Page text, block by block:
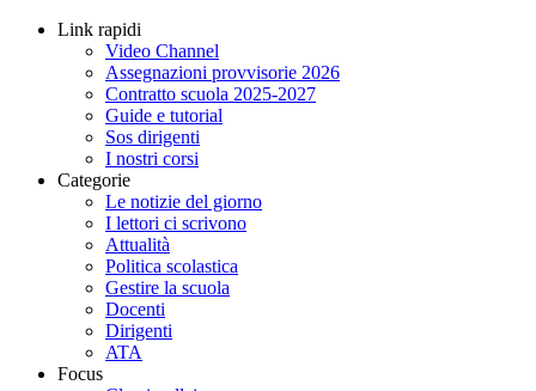
Link rapidi
Video Channel
Assegnazioni provvisorie 2026
Contratto scuola 2025-2027
Guide e tutorial
Sos dirigenti
I nostri corsi
Categorie
Le notizie del giorno
I lettori ci scrivono
Attualità
Politica scolastica
Gestire la scuola
Docenti
Dirigenti
ATA
Focus